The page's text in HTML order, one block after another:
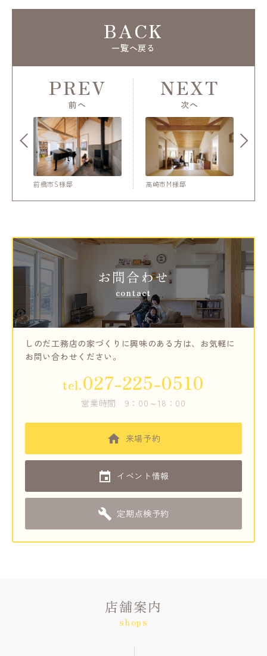
PREV
前へ
前橋市S様邸
BACK
一覧へ戻る
高崎市M様邸
NEXT
次へ
お問合わせ
contact
しのだ工務店の家づくりに興味のある方は、 お気軽に
お問い合わせください。
tel.027-225-0510
営業時間 9：00～18：00
来場予約
イベント情報
定期点検予約
店舗案内
shops